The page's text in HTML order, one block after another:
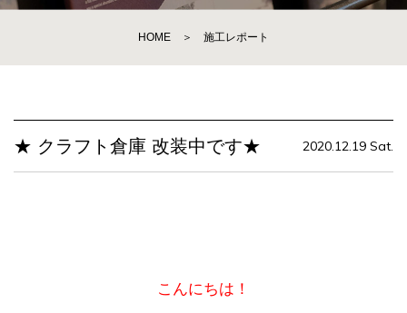
HOME ＞ 施工レポート
★ クラフト倉庫 改装中です★ 2020.12.19 Sat.
こんにちは！